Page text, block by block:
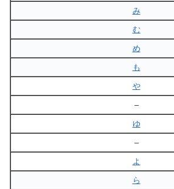
み
む
め
も
や
–
ゆ
–
よ
ら